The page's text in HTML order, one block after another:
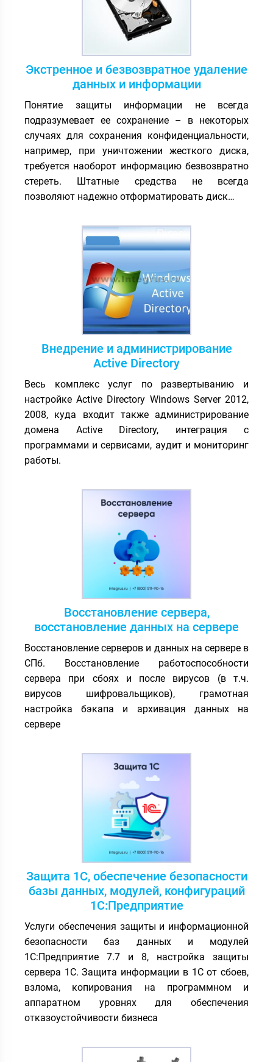
Экстренное и безвозвратное удаление
данных и информации
Понятие защиты информации не всегда
подразумевает ее сохранение – в некоторых
случаях для сохранения конфиденциальности,
например, при уничтожении жесткого диска,
требуется наоборот информацию безвозвратно
стереть. Штатные средства не всегда
позволяют надежно отформатировать диск…
Внедрение и администрирование
Active Directory
Весь комплекс услуг по развертыванию и
настройке Active Directory Windows Server 2012,
2008, куда входит также администрирование
домена Active Directory, интеграция с
программами и сервисами, аудит и мониторинг
работы.
Восстановление сервера,
восстановление данных на сервере
Восстановление серверов и данных на сервере в
СПб. Восстановление работоспособности
сервера при сбоях и после вирусов (в т.ч.
вирусов шифровальщиков), грамотная
настройка бэкапа и архивация данных на
сервере
Защита 1С, обеспечение безопасности
базы данных, модулей, конфигураций
1С:Предприятие
Услуги обеспечения защиты и информационной
безопасности баз данных и модулей
1С:Предприятие 7.7 и 8, настройка защиты
сервера 1С. Защита информации в 1С от сбоев,
взлома, копирования на программном и
аппаратном уровнях для обеспечения
отказоустойчивости бизнеса